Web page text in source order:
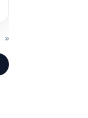
»